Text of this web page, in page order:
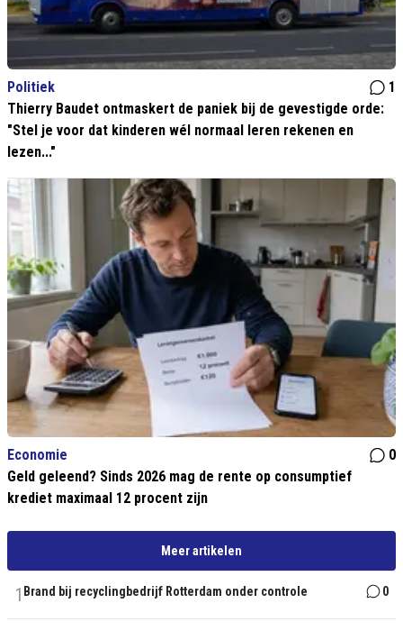
Politiek
1
Thierry Baudet ontmaskert de paniek bij de gevestigde orde:
"Stel je voor dat kinderen wél normaal leren rekenen en
lezen..."
Economie
0
Geld geleend? Sinds 2026 mag de rente op consumptief
krediet maximaal 12 procent zijn
Meer artikelen
1 Brand bij recyclingbedrijf Rotterdam onder controle 0